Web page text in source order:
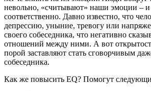
невольно, «считывают» наши эмоции – и
соответственно. Давно известно, что
депрессию, уныние, тревогу или
своего собеседника, что негативно
отношений между ними. А вот
порой заставляют стать сговорчивым
собеседника.
Как же повысить EQ? Помогут